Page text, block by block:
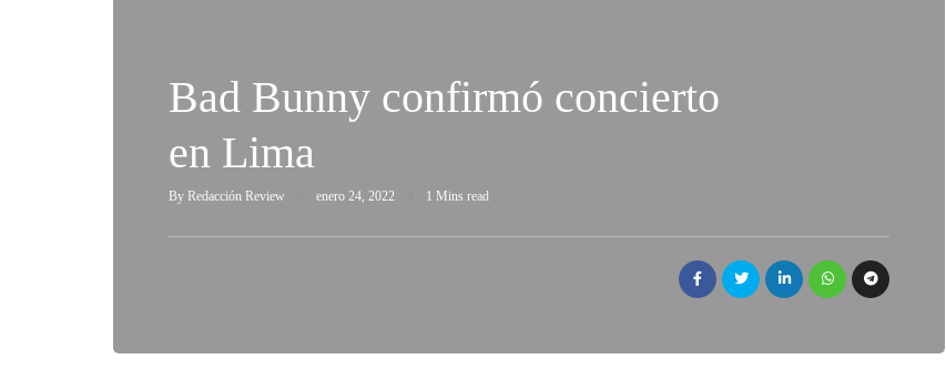
Bad Bunny confirmó concierto
en Lima
By Redacción Review enero 24, 2022 1 Mins read